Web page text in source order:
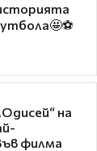
на
филма